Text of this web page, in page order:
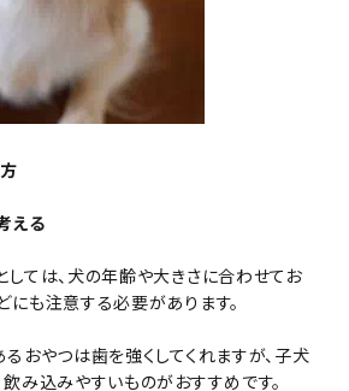
える
しては、犬の年齢や大きさに合わせてお
にも注意する必要があります。
おやつは歯を強くしてくれますが、子犬
み込みやすいものがおすすめです。